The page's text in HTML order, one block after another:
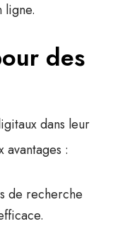
ligne.
des
dans leur
:
de recherche